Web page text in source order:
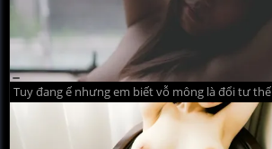
Tuy đang ế nhưng em biết vỗ mông là đổi tư thế